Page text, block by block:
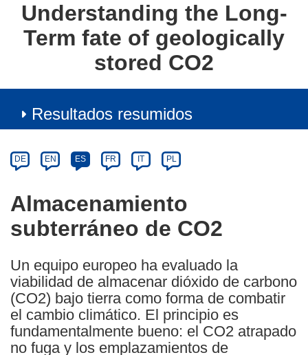
Understanding the Long-
Term fate of geologically
stored CO2
Resultados resumidos
Category
Article
available
the
following
languages:
DE EN ES FR IT PL
Almacenamiento
subterráneo de CO2
Un equipo europeo ha evaluado la
viabilidad de almacenar dióxido de carbono
(CO2) bajo tierra como forma de combatir
el cambio climático. El principio es
fundamentalmente bueno: el CO2 atrapado
no fuga y los emplazamientos de